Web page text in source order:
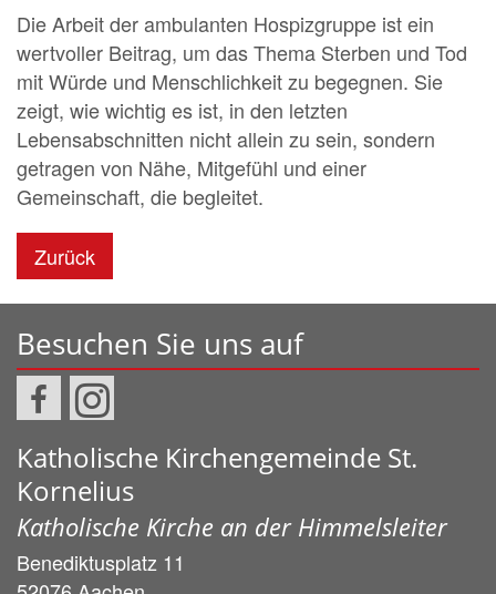
Die Arbeit der ambulanten Hospizgruppe ist ein
wertvoller Beitrag, um das Thema Sterben und Tod
mit Würde und Menschlichkeit zu begegnen. Sie
zeigt, wie wichtig es ist, in den letzten
Lebensabschnitten nicht allein zu sein, sondern
getragen von Nähe, Mitgefühl und einer
Gemeinschaft, die begleitet.
Zurück
Besuchen Sie uns auf
Katholische Kirchengemeinde St.
Kornelius
Katholische Kirche an der Himmelsleiter
Benediktusplatz 11